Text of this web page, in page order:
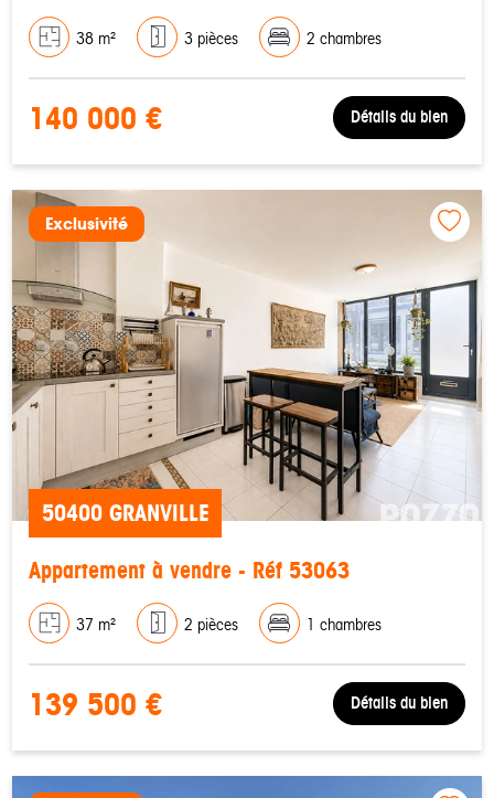
38 m² 3 pièces 2 chambres
140 000 € Détails du bien
Exclusivité
50400 GRANVILLE
Appartement à vendre - Réf 53063
37 m² 2 pièces 1 chambres
139 500 € Détails du bien